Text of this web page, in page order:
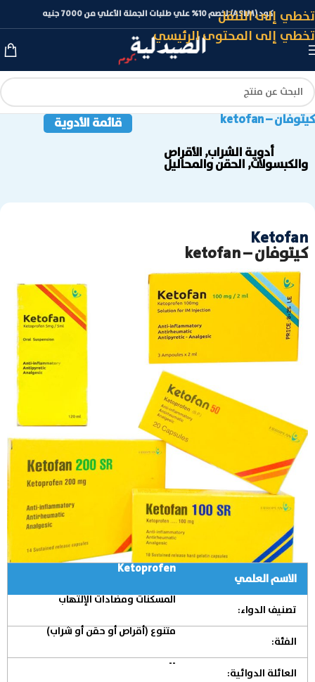
تخطي إلى التنقل
تخطي إلى المحتوى الرئيسي
كود (ASLM) لخصم 10% علي طلبات الجملة الأعلي من 7000 جنيه
كيتوفان – ketofan
قائمة الأدوية
أدوية الشراب,الأقراص
والكبسولات,الحقن والمحاليل
Ketofan
كيتوفان – ketofan
الاسم العلمي
Ketoprofen
تصنيف الدواء:
المسكنات ومضادات الإلتهاب
الفئة:
متنوع (أقراص أو حقن أو شراب)
العائلة الدوائية:
--